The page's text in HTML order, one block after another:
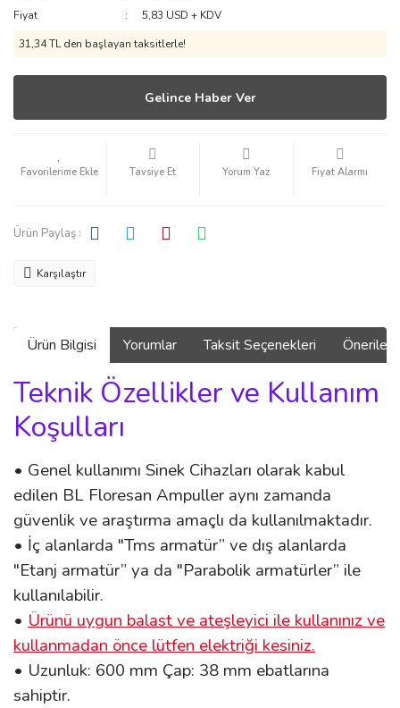
Fiyat
5,83 USD + KDV
31,34 TL den başlayan taksitlerle!
Gelince Haber Ver
Tavsiye Et Yorum Yaz Fiyat Alarmı
Ürün Paylaş :
Karşılaştır
Ürün Bilgisi Yorumlar Taksit Seçenekleri
Teknik Özellikler ve Kullanım
Koşulları
• Genel kullanımı Sinek Cihazları olarak kabul
edilen BL Floresan Ampuller aynı zamanda
güvenlik ve araştırma amaçlı da kullanılmaktadır.
• İç alanlarda "Tms armatür” ve dış alanlarda
"Etanj armatür” ya da "Parabolik armatürler” ile
kullanılabilir.
• Ürünü uygun balast ve ateşleyici ile kullanınız ve
kullanmadan önce lütfen elektriği kesiniz.
• Uzunluk: 600 mm Çap: 38 mm ebatlarına
sahiptir.